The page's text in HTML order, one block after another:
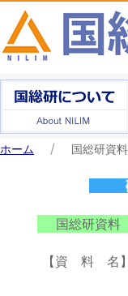
ホーム 国総研資
国総研資
【資 料 名】